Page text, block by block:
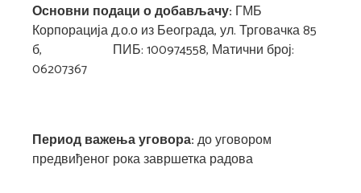
Основни подаци о добављачу: ГМБ
Корпорација д.о.о из Београда, ул. Трговачка 85
б, ПИБ: 100974558, Матични број:
06207367
Период важења уговора:до уговором
предвиђеног рока завршетка радова